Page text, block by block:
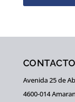
Avenida 25 de
4600-014